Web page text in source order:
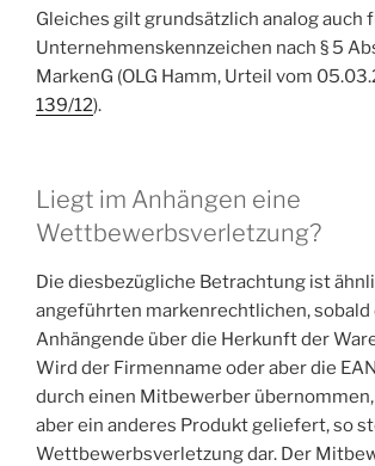
Gleiches gilt grundsätzlich analog auch
Unternehmenskennzeichen nach § 5
MarkenG (OLG Hamm, Urteil vom
139/12).
Liegt im Anhängen eine
Wettbewerbsverletzung?
Die diesbezügliche Betrachtung ist
angeführten markenrechtlichen, sobald
Anhängende über die Herkunft der
Wird der Firmenname oder aber die
durch einen Mitbewerber
aber ein anderes Produkt geliefert, so
Wettbewerbsverletzung dar. Der